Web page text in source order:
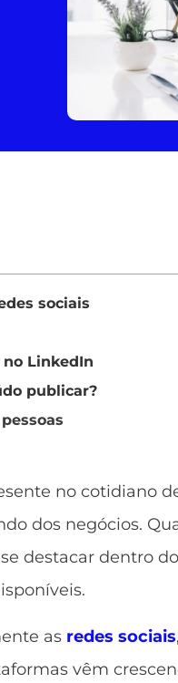
sociais
LinkedIn
publicar?
no cotidiano
dos negócios.
destacar dentro
as redes sociais
vêm